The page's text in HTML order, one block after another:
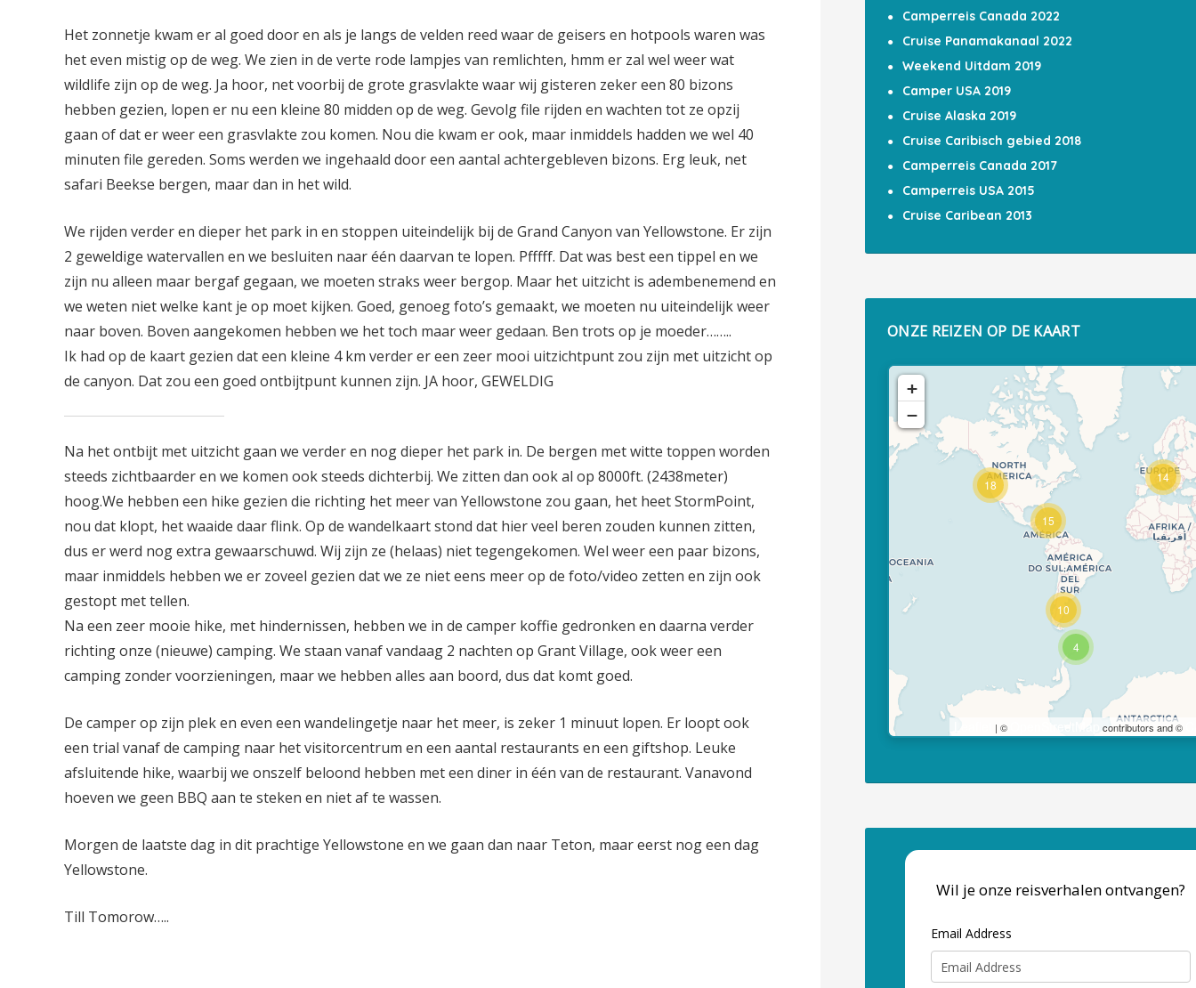
Het zonnetje kwam er al goed door en als je langs de velden reed waar de geisers en hotpools waren was
het even mistig op de weg. We zien in de verte rode lampjes van remlichten, hmm er zal wel weer wat
wildlife zijn op de weg. Ja hoor, net voorbij de grote grasvlakte waar wij gisteren zeker een 80 bizons
hebben gezien, lopen er nu een kleine 80 midden op de weg. Gevolg file rijden en wachten tot ze opzij
gaan of dat er weer een grasvlakte zou komen. Nou die kwam er ook, maar inmiddels hadden we wel 40
minuten file gereden. Soms werden we ingehaald door een aantal achtergebleven bizons. Erg leuk, net
safari Beekse bergen, maar dan in het wild.
We rijden verder en dieper het park in en stoppen uiteindelijk bij de Grand Canyon van Yellowstone. Er zijn
2 geweldige watervallen en we besluiten naar één daarvan te lopen. Pfffff. Dat was best een tippel en we
zijn nu alleen maar bergaf gegaan, we moeten straks weer bergop. Maar het uitzicht is adembenemend en
we weten niet welke kant je op moet kijken. Goed, genoeg foto’s gemaakt, we moeten nu uiteindelijk weer
naar boven. Boven aangekomen hebben we het toch maar weer gedaan. Ben trots op je moeder……..
Ik had op de kaart gezien dat een kleine 4 km verder er een zeer mooi uitzichtpunt zou zijn met uitzicht op
de canyon. Dat zou een goed ontbijtpunt kunnen zijn. JA hoor, GEWELDIG
Na het ontbijt met uitzicht gaan we verder en nog dieper het park in. De bergen met witte toppen worden
steeds zichtbaarder en we komen ook steeds dichterbij. We zitten dan ook al op 8000ft. (2438meter)
hoog.We hebben een hike gezien die richting het meer van Yellowstone zou gaan, het heet StormPoint,
nou dat klopt, het waaide daar flink. Op de wandelkaart stond dat hier veel beren zouden kunnen zitten,
dus er werd nog extra gewaarschuwd. Wij zijn ze (helaas) niet tegengekomen. Wel weer een paar bizons,
maar inmiddels hebben we er zoveel gezien dat we ze niet eens meer op de foto/video zetten en zijn ook
gestopt met tellen.
Na een zeer mooie hike, met hindernissen, hebben we in de camper koffie gedronken en daarna verder
richting onze (nieuwe) camping. We staan vanaf vandaag 2 nachten op Grant Village, ook weer een
camping zonder voorzieningen, maar we hebben alles aan boord, dus dat komt goed.
De camper op zijn plek en even een wandelingetje naar het meer, is zeker 1 minuut lopen. Er loopt ook
een trial vanaf de camping naar het visitorcentrum en een aantal restaurants en een giftshop. Leuke
afsluitende hike, waarbij we onszelf beloond hebben met een diner in één van de restaurant. Vanavond
hoeven we geen BBQ aan te steken en niet af te wassen.
Morgen de laatste dag in dit prachtige Yellowstone en we gaan dan naar Teton, maar eerst nog een dag
Yellowstone.
Till Tomorow…..
Camperreis Canada 2022
Cruise Panamakanaal 2022
Weekend Uitdam 2019
Camper USA 2019
Cruise Alaska 2019
Cruise Caribisch gebied 2018
Camperreis Canada 2017
Camperreis USA 2015
Cruise Caribean 2013
ONZE REIZEN OP DE KAART
Travelers' Map is loading...
If you see this after your page is
loaded completely, leafletJS files
are missing.
4
10
15
18
14
+
−
| © contributors and ©
Wil je onze reisverhalen ontvangen?
Email Address